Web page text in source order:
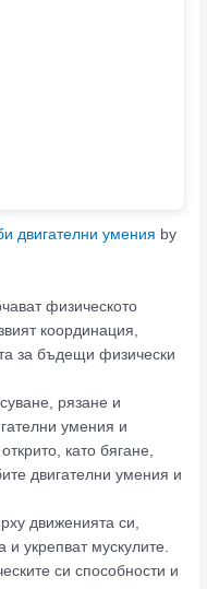
двигателни умения by
физическото
координация,
за бъдещи физически
рязане и
умения и
като бягане,
двигателни умения и
движенията си,
и укрепват мускулите.
си способности и